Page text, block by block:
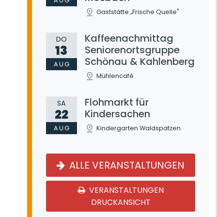
Gaststätte „Frische Quelle"
DO
13
AUG
Kaffeenachmittag
Seniorenortsgruppe
Schönau & Kahlenberg
Mühlencafé
SA
22
AUG
Flohmarkt für
Kindersachen
Kindergarten Waldspatzen
ALLE VERANSTALTUNGEN
VERANSTALTUNGEN
DRUCKANSICHT